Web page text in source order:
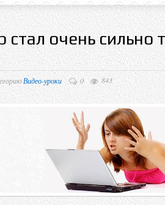
очень сильно
Видео-уроки 0 843